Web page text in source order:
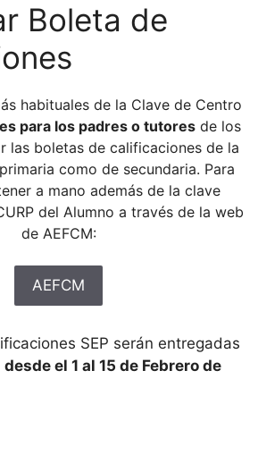
Boleta de
habituales de la Clave de Centro
es para los padres o tutoresde los
las boletas de calificaciones de la
como de secundaria. Para
a mano además de la clave
del Alumno a través de la web
de AEFCM:
AEFCM
SEP serán entregadas
desde el 1 al 15 de Febrero de